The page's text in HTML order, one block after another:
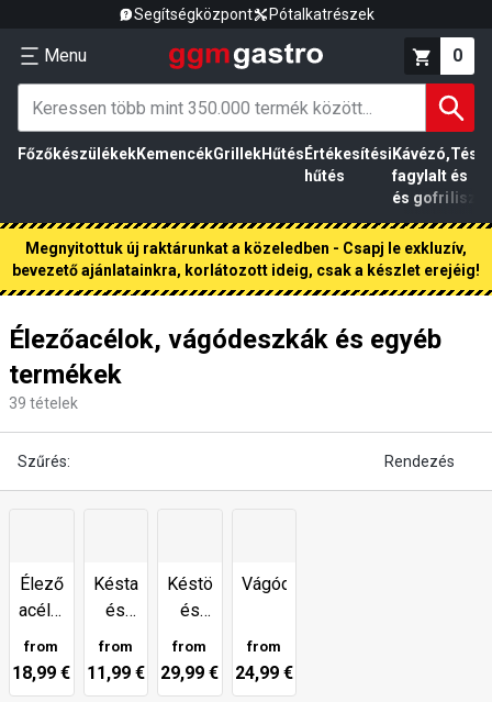
Segítségközpont Pótalkatrészek
Menu 0
FőzőkészülékekKemencékGrillekHűtés Értékesítési
hűtés
Kávézó,
fagylalt
és gofri
és
liszt
Megnyitottuk új raktárunkat a közeledben - Csapj le exkluzív,
bevezető ajánlatainkra, korlátozott ideig, csak a készlet erejéig!
Élezőacélok, vágódeszkák és egyéb
termékek
39 tételek
Szűrés: Rendezés
Élező
acélok
késélezők
from
18,99 €
Késtasakok
és
késhüvelyek
from
11,99 €
Késtömbök
és
mágneses
csíkok
from
29,99 €
Vágódeszkák
from
24,99 €